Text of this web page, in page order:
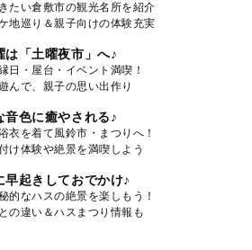
たい倉敷市の観光名所を紹介
地巡り＆親子向けの体験充実
は「土曜夜市」へ♪
日・屋台・イベント満喫！
んで、親子の思い出作り
音色に癒やされる♪
衣を着て風鈴市・まつりへ！
け体験や絶景を満喫しよう
早起きしておでかけ♪
的なハスの絶景を楽しもう！
の違い＆ハスまつり情報も